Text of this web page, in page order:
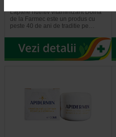
Laptele nutritiv vitaminizant Doina
de la Farmec este un produs cu
peste 40 de ani de traditie pe…